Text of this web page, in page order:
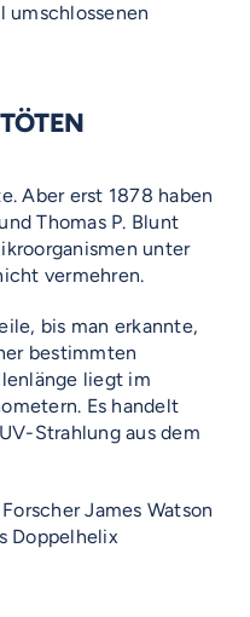
umschlossenen
Aber erst 1878 haben
Thomas P. Blunt
unter
vermehren.
bis man erkannte,
bestimmten
liegt im
Es handelt
Strahlung aus dem
James Watson
Doppelhelix